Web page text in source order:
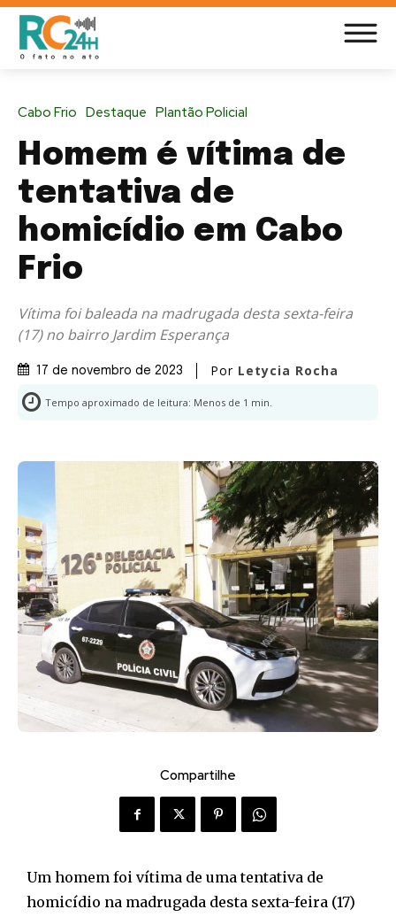
Cabo Frio Destaque Plantão Policial
Homem é vítima de
tentativa de
homicídio em Cabo
Frio
Vítima foi baleada na madrugada desta sexta-feira
(17) no bairro Jardim Esperança
17 de novembro de 2023 Por Letycia Rocha
Tempo aproximado de leitura: Menos de 1 min.
Compartilhe
Um homem foi vítima de uma tentativa de
homicídio na madrugada desta sexta-feira (17)